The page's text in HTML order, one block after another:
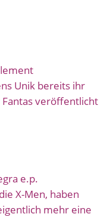
Unik bereits ihr
veröffentlicht
e.p.
X-Men, haben
mehr eine